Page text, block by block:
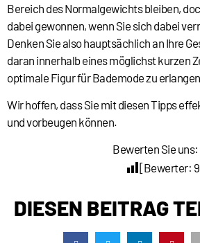
Bereich des Normalgewichts bleiben,
dabei gewonnen, wenn Sie sich dabei
Denken Sie also hauptsächlich an Ihre
daran innerhalb eines möglichst kurzen
optimale Figur für Bademode zu
Wir hoffen, dass Sie mit diesen Tipps
und vorbeugen können.
Bewerten Sie uns:
[Bewerter: 9
DIESEN BEITRAG